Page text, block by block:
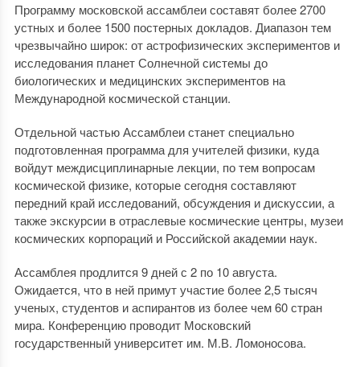
Программу московской ассамблеи составят более 2700
устных и более 1500 постерных докладов. Диапазон тем
чрезвычайно широк: от астрофизических экспериментов и
исследования планет Солнечной системы до
биологических и медицинских экспериментов на
Международной космической станции.
Отдельной частью Ассамблеи станет специально
подготовленная программа для учителей физики, куда
войдут междисциплинарные лекции, по тем вопросам
космической физике, которые сегодня составляют
передний край исследований, обсуждения и дискуссии, а
также экскурсии в отраслевые космические центры, музеи
космических корпораций и Российской академии наук.
Ассамблея продлится 9 дней с 2 по 10 августа.
Ожидается, что в ней примут участие более 2,5 тысяч
ученых, студентов и аспирантов из более чем 60 стран
мира. Конференцию проводит Московский
государственный университет им. М.В. Ломоносова.